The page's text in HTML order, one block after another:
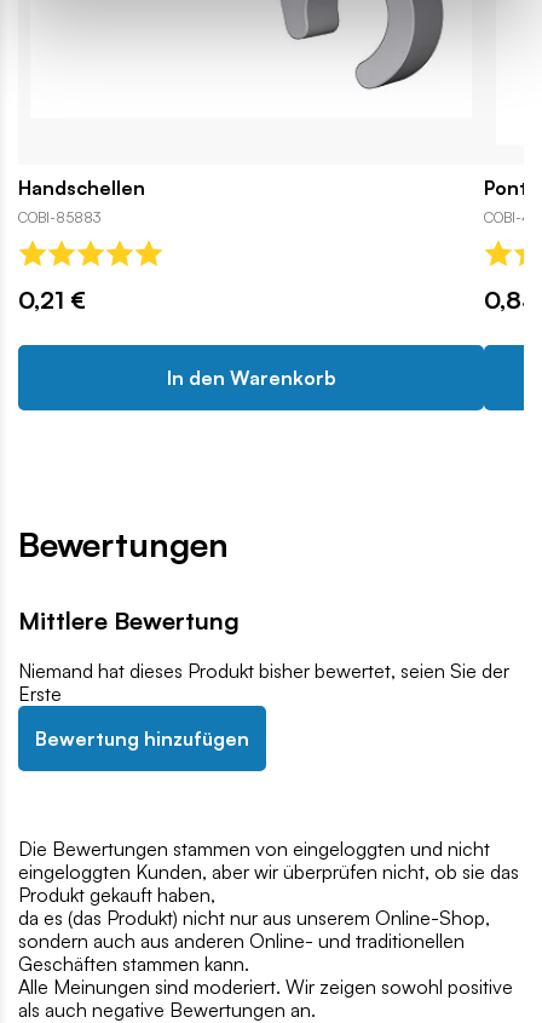
Handschellen
COBI-85883
0,21 €
In den Warenkorb
COBI-
0,83
Bewertungen
Mittlere Bewertung
Niemand hat dieses Produkt bisher bewertet, seien Sie der
Erste
Bewertung hinzufügen
Die Bewertungen stammen von eingeloggten und nicht
eingeloggten Kunden, aber wir überprüfen nicht, ob sie das
Produkt gekauft haben,
da es (das Produkt) nicht nur aus unserem Online-Shop,
sondern auch aus anderen Online- und traditionellen
Geschäften stammen kann.
Alle Meinungen sind moderiert. Wir zeigen sowohl positive
als auch negative Bewertungen an.